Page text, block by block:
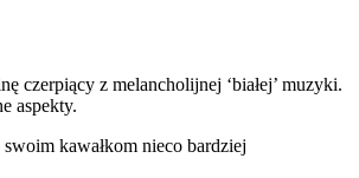
czerpiący z melancholijnej ‘białej’ muzyki.
aspekty.
kawałkom nieco bardziej